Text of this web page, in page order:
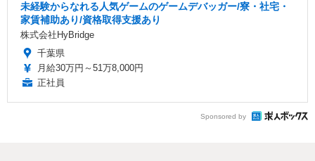
未経験からなれる人気ゲームのゲームデバッガー/寮・社宅・
家賃補助あり/資格取得支援あり
株式会社HyBridge
千葉県
月給30万円～51万8,000円
正社員
Sponsored by